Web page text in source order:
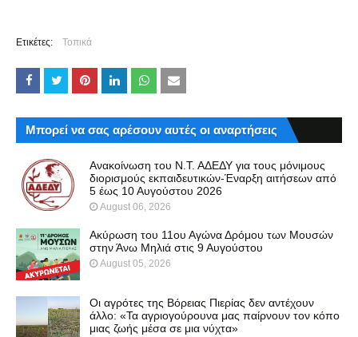
Ετικέτες: Τοπικά
Μπορεί να σας αρέσουν αυτές οι αναρτήσεις
Ανακοίνωση του Ν.Τ. ΑΔΕΔΥ για τους μόνιμους
διορισμούς εκπαιδευτικών-Έναρξη αιτήσεων από
5 έως 10 Αυγούστου 2026
August 06, 2026
Ακύρωση του 11ου Αγώνα Δρόμου των Μουσών
στην Άνω Μηλιά στις 9 Αυγούστου
August 05, 2026
Οι αγρότες της Βόρειας Πιερίας δεν αντέχουν
άλλο: «Τα αγριογούρουνα μας παίρνουν τον κόπο
μιας ζωής μέσα σε μια νύχτα»